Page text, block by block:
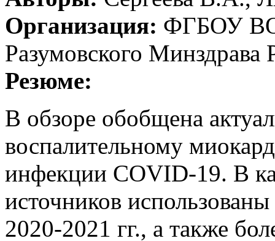
Организация: ФГБОУ
Разумовского Минздрава
Резюме:
В обзоре обобщена
воспалительному
инфекции COVID-19. В
источников
2020-2021 гг., а также